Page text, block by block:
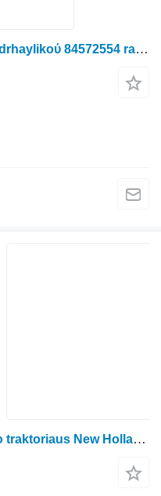
Kita hidraulinė dalis Balbίda ydrhaylikoύ 84572554 ratinio traktoriaus New Holland
Hidraulinis skirstytuvas ratinio traktoriaus New Holland 8970